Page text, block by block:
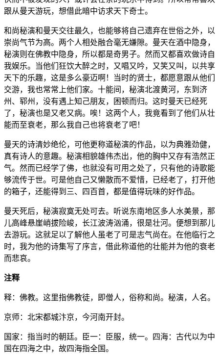
跟从曼天游玩，想借此暗中访求天下奇士。
和尚秘演和曼天交往最久，也能够将自己遗弃在世俗之外，以
崇尚气节为高。两个人相处融合毫无嫌隙。曼天在酒中隐身，
秘演则在佛教中隐身，所以都是奇男子。然而又都喜欢做诗自
我娱乐。当他们狂饮大醉之时，又唱又吟，又笑又叫，以共享
天下的乐趣，这是多么豪迈啊！当时的贤士，都愿意跟从他们
交游，我也常常上他们家。十能间，秘演北渡黄河，东到济
州、郓州，没有遇上知己朋友，困顿而归。这时曼天已经死
了，秘演也是又老又病。唉！这两个人，我竟看到了他们从壮
能而至衰老，那么我自己也将衰老了吧！
曼天的诗清妙绝伦，可他更称道秘演的作品，以为典雅劲健，
真有诗人的意趣。秘演相貌雄伟杰出，他的胸中又存有浩然正
气。然而已经学了佛，也就没有可用之处了，只有他的诗歌能
够流传于世。可是他自己又懒散而不爱惜，已经老了，打开他
的箱子，还能得到三、四百首，都是值得玩味的好作品。
曼天死后，秘演寂寞无处可去。听说东南地区多人水美景，那
儿高峰悬崖峭拔险峻，长江波涛汹涌，很是壮河。便想到那儿
去游玩。这就足以了解他人虽老了可是志气尚在。在他临行之
时，我为他的诗集写了序言，借此称道他的壮能并为他的衰老
而悲哀。
注释
释：佛教。这里指佛教徒，即僧人，俗称和尚。秘演，人名。
京师：北宋都城汴京，今河南开封。
国家：指当时的朝廷。臣一：臣服，统一。四海：古代以为中
国在四海之中，故四海指全国。